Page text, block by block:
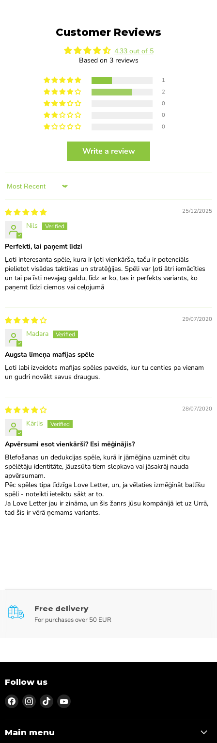
Customer Reviews
4.33 out of 5
Based on 3 reviews
1
2
0
0
0
Write a review
Sort by
25/12/2025
Nils
Perfekti, lai paņemt līdzi
Ļoti interesanta spēle, kura ir ļoti vienkārša, taču ir potenciāls
pielietot visādas taktikas un stratēģijas. Spēli var ļoti ātri iemācīties
un tai pa īsti nevajag galdu, līdz ar ko, tas ir perfekts variants, ko
paņemt līdzi ciemos vai ceļojumā
29/07/2020
Madara
Augsta līmeņa mafijas spēle
Ļoti labi izveidots mafijas spēles paveids, kur tu centies pa vienam
un gudri novākt savus draugus.
28/07/2020
Kārlis
Apvērsumi esot vienkārši? Esi mēģinājis?
Blefošanas un dedukcijas spēle, kurā ir jāmēģina uzminēt citu
spēlētāju identitāte, jāuzsūta tiem slepkava vai jāsakrāj nauda
apvērsumam.
Pēc spēles tipa līdzīga Love Letter, un, ja vēlaties izmēģināt ballīšu
spēli - noteikti ieteiktu sākt ar to.
Ja Love Letter jau ir zināma, un šis žanrs jūsu kompānijā iet uz Urrā,
tad šis ir vērā ņemams variants.
Free delivery
For purchases over 50 EUR
Follow us
Find
us
on
Facebook
Find
us
on
Instagram
Find
us
on
TikTok
Find
on
Main menu